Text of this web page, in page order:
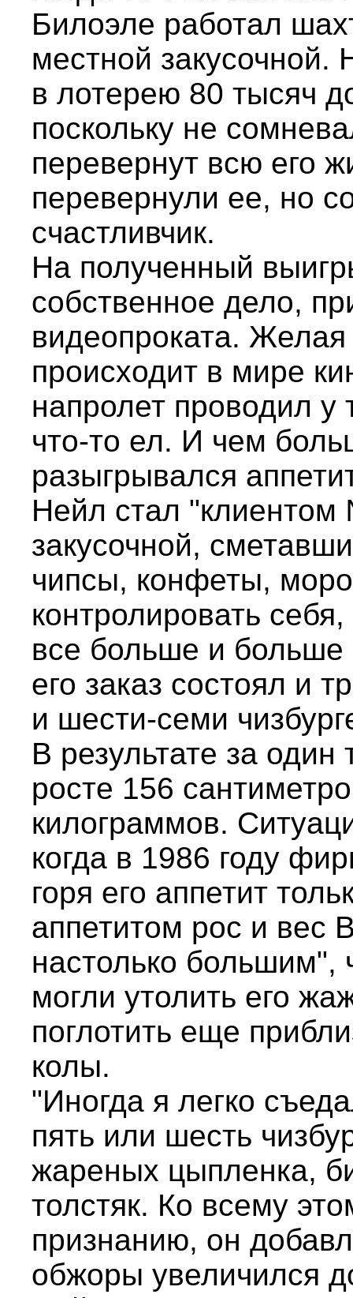
Билоэле работал
местной закусочной.
в лотерею 80 тысяч
поскольку не
перевернут всю его
перевернули ее, но
счастливчик.
На полученный
собственное дело,
видеопроката. Желая
происходит в мире
напролет проводил у
что-то ел. И чем
разыгрывался
Нейл стал
закусочной,
чипсы, конфеты,
контролировать
все больше и
его заказ состоял и
и шести-семи
В результате за
росте 156
килограммов.
когда в 1986 году
горя его аппетит
аппетитом рос и вес
настолько большим",
могли утолить его
поглотить еще
колы.
"Иногда я легко
пять или шесть
жареных цыпленка,
толстяк. Ко всему
признанию, он
обжоры увеличился